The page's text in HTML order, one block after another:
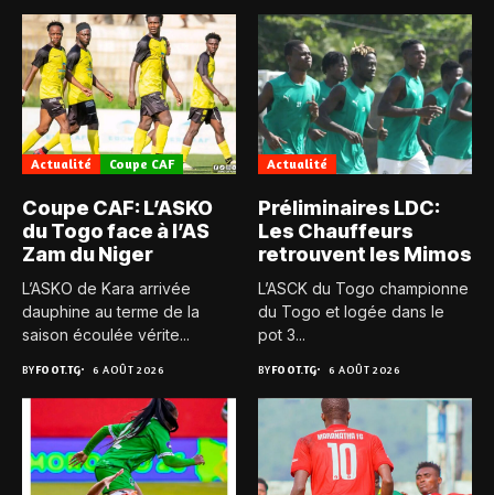
Actualité Coupe CAF
Coupe CAF: L’ASKO
du Togo face à l’AS
Zam du Niger
L’ASKO de Kara arrivée
dauphine au terme de la
saison écoulée vérite...
BYFOOT.TG 6 AOÛT 2026
Actualité
Préliminaires LDC:
Les Chauffeurs
retrouvent les Mimos
L’ASCK du Togo championne
du Togo et logée dans le
pot 3...
BYFOOT.TG 6 AOÛT 2026